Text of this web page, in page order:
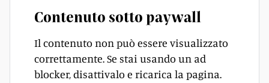
Contenuto sotto paywall
Il contenuto non può essere visualizzato
correttamente. Se stai usando un ad
blocker, disattivalo e ricarica la pagina.